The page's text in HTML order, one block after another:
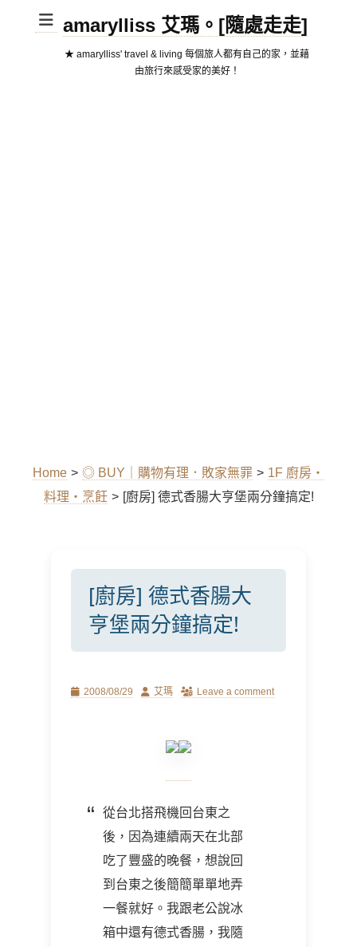
amarylliss 艾瑪。[隨處走走]
★ amarylliss' travel & living 每個旅人都有自己的家，並藉
由旅行來感受家的美好！
Home > ◎ BUY｜購物有理．敗家無罪 > 1F 廚房‧
料理‧烹飪 > [廚房] 德式香腸大亨堡兩分鐘搞定!
[廚房] 德式香腸大
亨堡兩分鐘搞定!
Posted
2008/08/29 Author
艾瑪 Leave a comment
從台北搭飛機回台東之
後，因為連續兩天在北部
吃了豐盛的晚餐，想說回
到台東之後簡簡單單地弄
一餐就好。我跟老公說冰
箱中還有德式香腸，我隨